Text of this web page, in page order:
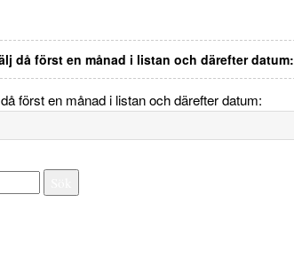
då först en månad i listan och därefter datum:
först en månad i listan och därefter datum: